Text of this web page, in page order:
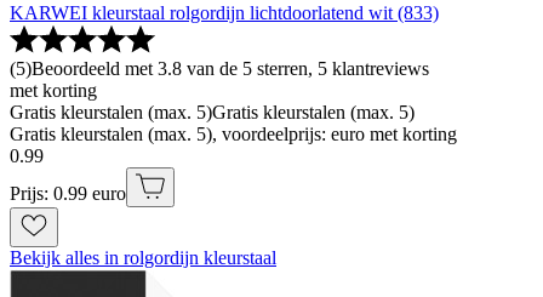
KARWEI kleurstaal rolgordijn lichtdoorlatend wit (833)
(5)Beoordeeld met 3.8 van de 5 sterren, 5 klantreviews
met korting
Gratis kleurstalen (max. 5)Gratis kleurstalen (max. 5)
Gratis kleurstalen (max. 5), voordeelprijs: euro met korting
0.99
Prijs: 0.99 euro
Bekijk alles in rolgordijn kleurstaal